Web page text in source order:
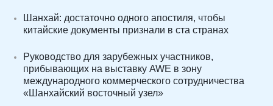
Шанхай: достаточно одного апостиля, чтобы
китайские документы признали в ста странах
Руководство для зарубежных участников,
прибывающих на выставку AWE в зону
международного коммерческого сотрудничества
«Шанхайский восточный узел»